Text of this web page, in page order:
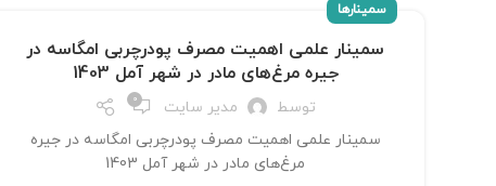
سمینارها
سمینار علمی اهمیت مصرف پودرچربی امگاسه در
جیره مرغ‌های مادر در شهر آمل 1403
توسط مدیر سایت 0
سمینار علمی اهمیت مصرف پودرچربی امگاسه در جیره
مرغ‌های مادر در شهر آمل 1403